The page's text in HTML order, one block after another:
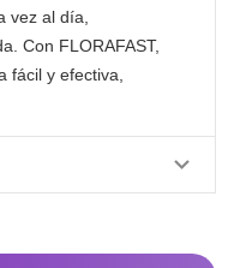
vez al día,
Con FLORAFAST,
fácil y efectiva,